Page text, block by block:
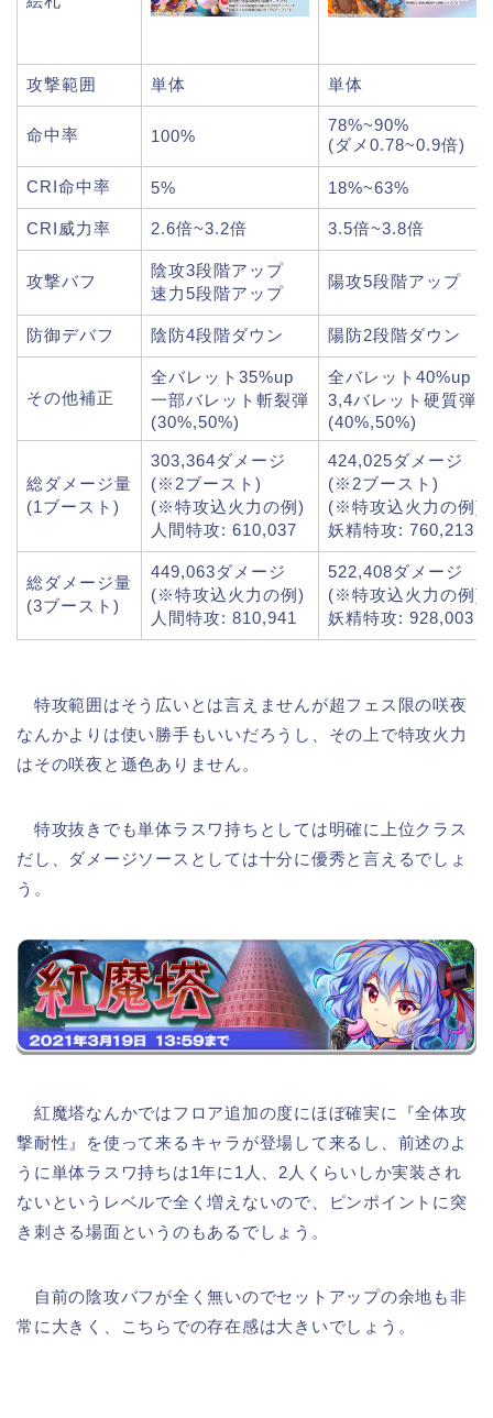
攻撃範囲 単体 単体
命中率 100%
78%~90%
(ダメ0.78~0.9倍)
CRI命中率 5% 18%~63%
CRI威力率 2.6倍~3.2倍 3.5倍~3.8倍
攻撃バフ
陰攻3段階アップ
速力5段階アップ
陽攻5段階アップ
防御デバフ 陰防4段階ダウン 陽防2段階ダウン
その他補正
全バレット35%up
一部バレット斬裂弾
(30%,50%)
全バレット40%up
3,4バレット硬質弾
(40%,50%)
総ダメージ量
(1ブースト)
303,364ダメージ
(※2ブースト)
(※特攻込火力の例)
人間特攻: 610,037
424,025ダメージ
(※2ブースト)
(※特攻込火力の例)
妖精特攻: 760,213
総ダメージ量
(3ブースト)
449,063ダメージ
(※特攻込火力の例)
人間特攻: 810,941
522,408ダメージ
(※特攻込火力の例)
妖精特攻: 928,003
特攻範囲はそう広いとは言えませんが超フェス限の咲夜
なんかよりは使い勝手もいいだろうし、その上で特攻火力
はその咲夜と遜色ありません。
特攻抜きでも単体ラスワ持ちとしては明確に上位クラス
だし、ダメージソースとしては十分に優秀と言えるでしょ
う。
紅魔塔なんかではフロア追加の度にほぼ確実に『全体攻
撃耐性』を使って来るキャラが登場して来るし、前述のよ
うに単体ラスワ持ちは1年に1人、2人くらいしか実装され
ないというレベルで全く増えないので、ピンポイントに突
き刺さる場面というのもあるでしょう。
自前の陰攻バフが全く無いのでセットアップの余地も非
常に大きく、こちらでの存在感は大きいでしょう。